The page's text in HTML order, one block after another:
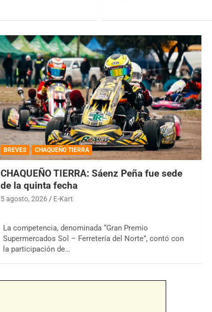
BREVES CHAQUEÑO TIERRA
CHAQUEÑO TIERRA: Sáenz Peña fue sede
de la quinta fecha
5 agosto, 2026 E-Kart
La competencia, denominada “Gran Premio
Supermercados Sol – Ferretería del Norte”, contó con
la participación de…